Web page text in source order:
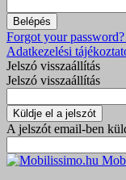
Forgot your
Adatkezelési
Jelszó visszaállítás
Jelszó visszaállítás
A jelszót email-ben